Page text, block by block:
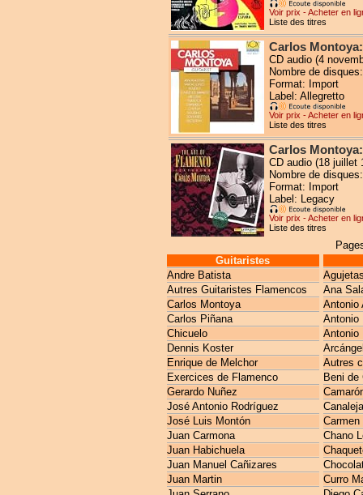
Voir prix - Acheter en
Liste des titres
Carlos
CD audio (4
Nombre de
Format: Import
Label: Allegretto
Voir prix - Acheter en
Liste des titres
Carlos
CD audio (18 juillet
Nombre de
Format: Import
Label: Legacy
Voir prix - Acheter en
Liste des titres
Guitaristes
Andre Batista
Autres Guitaristes Flamencos
Carlos Montoya
Carlos Piñana
Chicuelo
Dennis Koster
Enrique de Melchor
Exercices de Flamenco
Gerardo Nuñez
José Antonio Rodríguez
José Luis Montón
Juan Carmona
Juan Habichuela
Juan Manuel Cañizares
Juan Martin
Ana
Antonio
Antonio
Antonio
Autres
Beni de
Carmen
Chano
Curro